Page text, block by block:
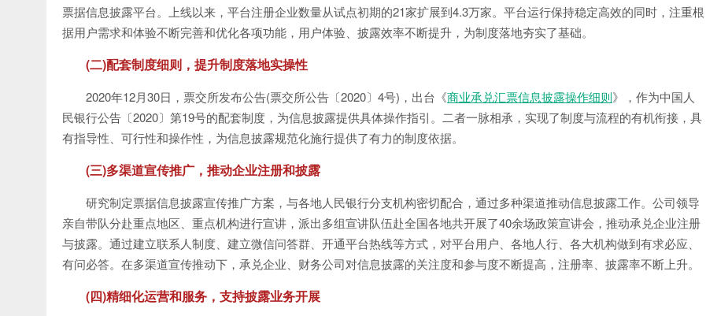
票据信息披露平台。上线以来，平台注册企业数量从试点初期的21家扩展到4.3万家。平台运行保持稳定高效的同时，注重根
据用户需求和体验不断完善和优化各项功能，用户体验、披露效率不断提升，为制度落地夯实了基础。
(二)配套制度细则，提升制度落地实操性
2020年12月30日，票交所发布公告(票交所公告〔2020〕4号)，出台《商业承兑汇票信息披露操作细则》，作为中国人
民银行公告〔2020〕第19号的配套制度，为信息披露提供具体操作指引。二者一脉相承，实现了制度与流程的有机衔接，具
有指导性、可行性和操作性，为信息披露规范化施行提供了有力的制度依据。
(三)多渠道宣传推广，推动企业注册和披露
研究制定票据信息披露宣传推广方案，与各地人民银行分支机构密切配合，通过多种渠道推动信息披露工作。公司领导
亲自带队分赴重点地区、重点机构进行宣讲，派出多组宣讲队伍赴全国各地共开展了40余场政策宣讲会，推动承兑企业注册
与披露。通过建立联系人制度、建立微信问答群、开通平台热线等方式，对平台用户、各地人行、各大机构做到有求必应、
有问必答。在多渠道宣传推动下，承兑企业、财务公司对信息披露的关注度和参与度不断提高，注册率、披露率不断上升。
(四)精细化运营和服务，支持披露业务开展